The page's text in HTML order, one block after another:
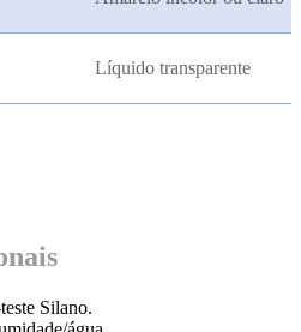
Líquido transparente
Silano.